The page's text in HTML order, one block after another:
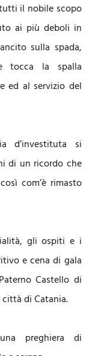
il nobile scopo
ai più deboli in
sulla spada,
tocca la spalla
ed al servizio del
d’investituta si
di un ricordo che
com’è rimasto
gli ospiti e i
e cena di gala
Castello di
città di Catania.
preghiera di